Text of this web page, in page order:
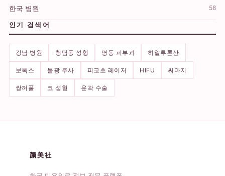
한국 병원 58
인기 검색어
강남 병원 청담동 성형 명동 피부과 히알루론산
보톡스 물광 주사 피코초 레이저 HIFU 써마지
쌍꺼풀 코 성형 윤곽 수술
颜美社